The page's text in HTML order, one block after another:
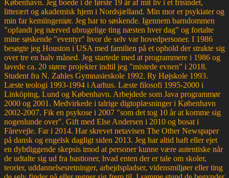
København. Jeg boede i de første 19 år af mit liv i et frisindet,
litterært og akademisk hjem i Nordsjælland. Min mor er psykiater og
min far kemiingeniør. Jeg har to søskende. Igennem barndommen
"opfandt jeg nærved ubrugelige ting næsten hver dag" og fortalte
mine søskende "eventyr" hvor de selv var hovedpersoner. I 1986
besøgte jeg Houston i USA med familien på et ophold der strakte sig
over tre en halv måned. Jeg startede med at programmere i 1986 og
lavede ca. 20 større projekter indtil jeg "mistede evnen" i 2018.
Student fra N. Zahles Gymnasieskole 1992. Ry Højskole 1993.
Læste teologi 1993-1994 i Aarhus. Læste filosofi 1995-2000 i
Linköping, Lund og København. Arbejdede som Java programmør
2000 og 2001. Medvirkede i talrige digtoplæsninger i København
2002-2007. Fik en psykose i 2007 "som det tog 10 år at komme sig
nogenlunde over". Gift med Else Andersen i 2010 og bosat i
Fårevejle. Far i 2014. Har skrevet netavisen The Other Newspaper
på dansk og engelsk dagligt siden 2013. Jeg har altid haft eller ejet
en dybtliggende skepsis imod at personer kunne være autentiske når
de udtalte sig ud fra bastioner, hvad enten der er tale om skoler,
teorier, uddannelsesretninger, arbejdspladser, vidensmiljøer eller ting